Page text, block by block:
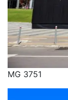
MG 3751